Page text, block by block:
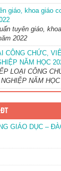
giáo, khoa giáo
tuyên giáo,
2022
CÔNG CHỨC,
NĂM HỌC
LOẠI CÔNG
NĂM
GIÁO DỤC –